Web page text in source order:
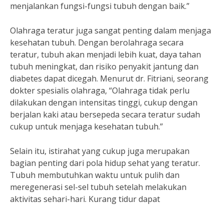
menjalankan fungsi-fungsi tubuh dengan baik.”
Olahraga teratur juga sangat penting dalam menjaga
kesehatan tubuh. Dengan berolahraga secara
teratur, tubuh akan menjadi lebih kuat, daya tahan
tubuh meningkat, dan risiko penyakit jantung dan
diabetes dapat dicegah. Menurut dr. Fitriani, seorang
dokter spesialis olahraga, “Olahraga tidak perlu
dilakukan dengan intensitas tinggi, cukup dengan
berjalan kaki atau bersepeda secara teratur sudah
cukup untuk menjaga kesehatan tubuh.”
Selain itu, istirahat yang cukup juga merupakan
bagian penting dari pola hidup sehat yang teratur.
Tubuh membutuhkan waktu untuk pulih dan
meregenerasi sel-sel tubuh setelah melakukan
aktivitas sehari-hari. Kurang tidur dapat